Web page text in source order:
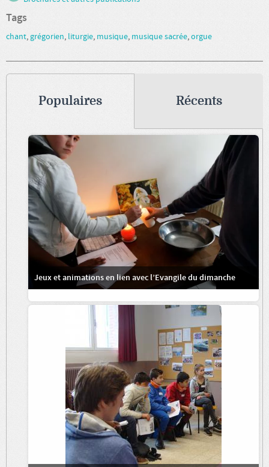
Tags
chant,grégorien, liturgie, musique, musique sacrée,orgue
Populaires
Jeux et animations en lien avec l’Evangile du dimanche
Récents